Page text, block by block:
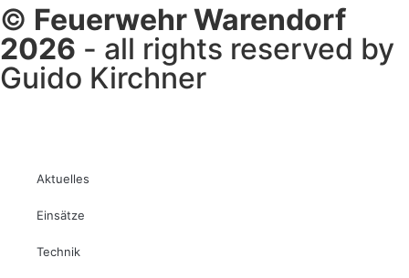
© Feuerwehr Warendorf
2026 - all rights reserved by
Guido Kirchner
Aktuelles
Einsätze
Technik